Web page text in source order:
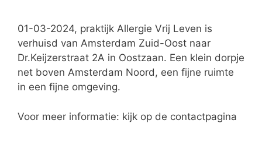
01-03-2024, praktijk Allergie Vrij Leven is
verhuisd van Amsterdam Zuid-Oost naar
Dr.Keijzerstraat 2A in Oostzaan. Een klein dorpje
net boven Amsterdam Noord, een fijne ruimte
in een fijne omgeving.
Voor meer informatie: kijk op de contactpagina